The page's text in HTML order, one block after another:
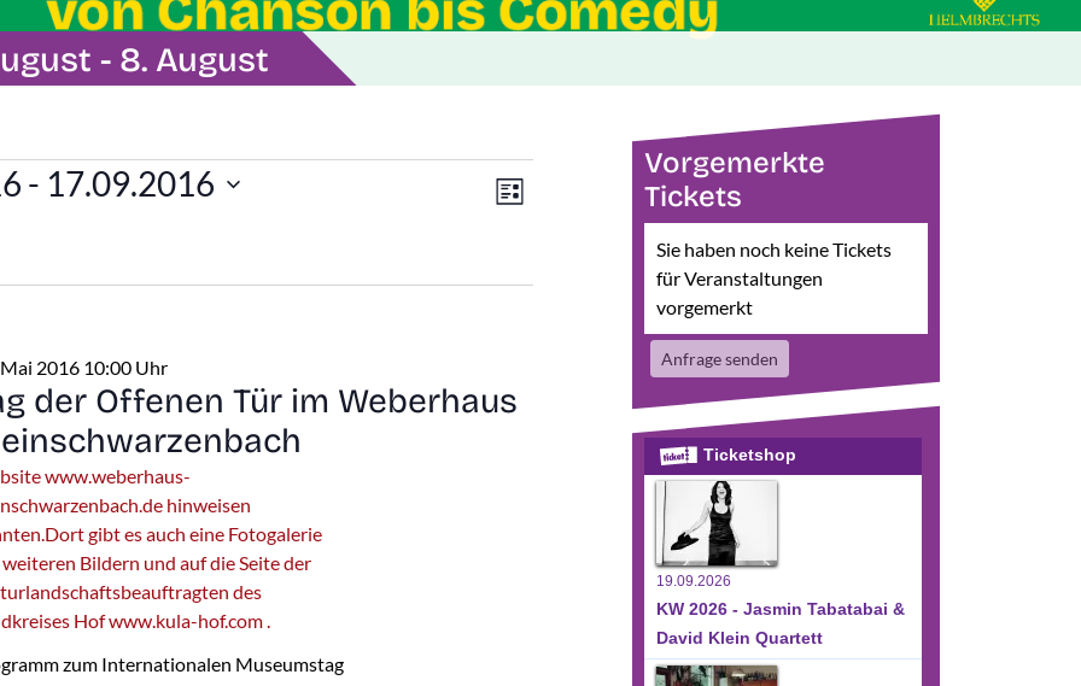
- 8. August
Ansichten-
Navigation
Veranstaltung
Ansichten-
Navigation
Liste
- 17.09.2016
2016 10:00 Uhr
der Offenen Tür im Weberhaus
www.weberhaus-
hinweisen
gibt es auch eine Fotogalerie
Bildern und auf die Seite der
des
Hof www.kula-hof.com .
zum Internationalen Museumstag
Vorgemerkte
Tickets
Sie haben noch keine Tickets
für Veranstaltungen
vorgemerkt
Anfrage senden
Ticketshop
19.09.2026
KW 2026 - Jasmin Tabatabai &
David Klein Quartett